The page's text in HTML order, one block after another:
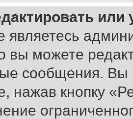
являетесь
вы можете
сообщения. Вы
нажав кнопку